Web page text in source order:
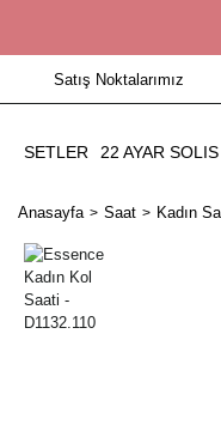
Satış Noktalarımız
SETLER 22 AYAR
Anasayfa Saat Kadın